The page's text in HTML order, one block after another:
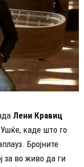
Лени Кравиц
каде што го
Бројните
за во живо да ги